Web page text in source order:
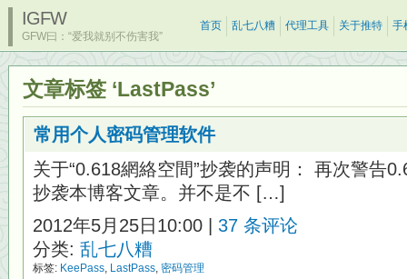
IGFW
GFW曰：“爱我就别不伤害我”
首页 乱七八糟 代理工具 关于推特 手
文章标签 ‘LastPass’
常用个人密码管理软件
关于“0.618網絡空間”抄袭的声明： 再次警告
抄袭本博客文章。并不是不 […]
2012年5月25日10:00 | 37 条评论
分类: 乱七八糟
标签: KeePass, LastPass, 密码管理